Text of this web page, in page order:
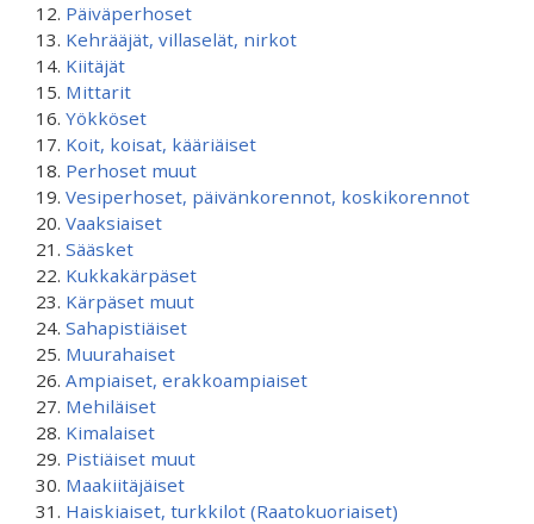
Päiväperhoset
Kehrääjät, villaselät, nirkot
Kiitäjät
Mittarit
Yökköset
Koit, koisat, kääriäiset
Perhoset muut
Vesiperhoset, päivänkorennot, koskikorennot
Vaaksiaiset
Sääsket
Kukkakärpäset
Kärpäset muut
Sahapistiäiset
Muurahaiset
Ampiaiset, erakkoampiaiset
Mehiläiset
Kimalaiset
Pistiäiset muut
Maakiitäjäiset
Haiskiaiset, turkkilot (Raatokuoriaiset)